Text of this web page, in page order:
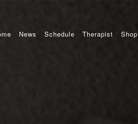
News Schedule Therapist Shop